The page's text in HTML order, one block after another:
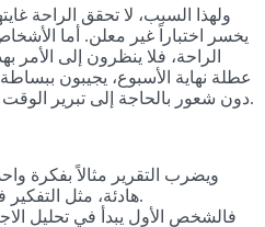
ولهذا السبب، لا تحقق الراحة
يخسر اختباراً غير معلن. أما
الراحة، فلا ينظرون إلى الأمر
عطلة نهاية الأسبوع، يجيبون
دون شعور بالحاجة إلى تبرير الوقت أو إثبات أنه استُثمر بشكل مفيد.
ويضرب التقرير مثالاً بفكرة
هادئة، مثل التفكير في أن اجتماع الغد سيكون صعباً.
فالشخص الأول يبدأ في تحليل